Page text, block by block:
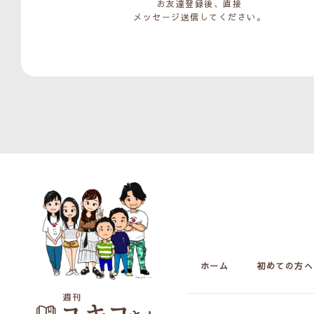
お友達登録後、直接
メッセージ送信してください。
ホーム 初めての方へ